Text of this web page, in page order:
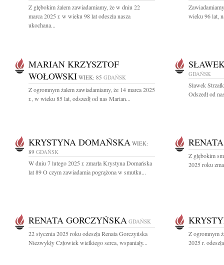
Z głębokim żalem zawiadamiamy, że w dniu 22
marca 2025 r. w wieku 98 lat odeszła nasza
ukochana...
wieku 96 lat,
MARIAN KRZYSZTOF
WOŁOWSKI WIEK: 85 GDAŃSK
Z ogromnym żalem zawiadamiamy, że 14 marca 2025
r., w wieku 85 lat, odszedł od nas Marian...
GDAŃSK
Sławek
Odszedł od
KRYSTYNA DOMAŃSKA WIEK:
89 GDAŃSK
W dniu 7 lutego 2025 r. zmarła Krystyna Domańska
lat 89 O czym zawiadamia pogrążona w smutku...
Z głębokim
2025 roku
RENATA GORCZYŃSKA GDAŃSK
22 stycznia 2025 roku odeszła Renata Gorczyńska
Niezwykły Człowiek wielkiego serca, wspaniały...
Z ogromnym
2025 r.